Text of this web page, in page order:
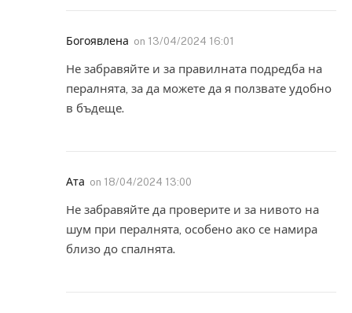
Богоявлена on 13/04/2024 16:01
Не забравяйте и за правилната подредба на
пералнята, за да можете да я ползвате удобно
в бъдеще.
Ата on 18/04/2024 13:00
Не забравяйте да проверите и за нивото на
шум при пералнята, особено ако се намира
близо до спалнята.